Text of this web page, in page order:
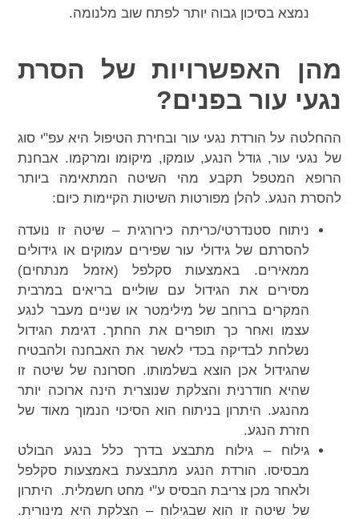
נמצא בסיכון גבוה יותר לפתח שוב מלנומה.
מהן האפשרויות של הסרת
נגעי עור בפנים?
ההחלטה על הורדת נגעי עור ובחירת הטיפול היא עפ"י סוג
של נגעי עור, גודל הנגע, עומקו, מיקומו ומרקמו. אבחנת
הרופא המטפל תקבע מהי השיטה המתאימה ביותר
להסרת הנגע. להלן מפורטות השיטות הקיימות כיום:
ניתוח סטנדרטי/כריתה כירורגית – שיטה זו נועדה
להסרתם של גידולי עור שפירים עמוקים או גידולים
ממאירים. באמצעות סקלפל (אזמל מנתחים)
מסירים את הגידול עם שוליים בריאים במרבית
המקרים ברוחב של מילימטר או שניים מעבר לנגע
עצמו ואחר כך תופרים את החתך. דגימת הגידול
נשלחת לבדיקה בכדי לאשר את האבחנה ולהבטיח
שהגידול אכן הוצא בשלמותו. חסרונה של שיטה זו
שהיא חודרנית והצלקת שנוצרית הינה ארוכה יותר
מהנגע. היתרון בניתוח הוא הסיכוי הנמוך מאוד של
חזרת הנגע.
גילוח – גילוח מתבצע בדרך כלל בנגע הבולט
מבסיסו. הורדת הנגע מתבצעת באמצעות סקלפל
ולאחר מכן צריבת הבסיס ע"י מחט חשמלית. היתרון
של שיטה זו הוא שבגילוח – הצלקת היא מינורית.